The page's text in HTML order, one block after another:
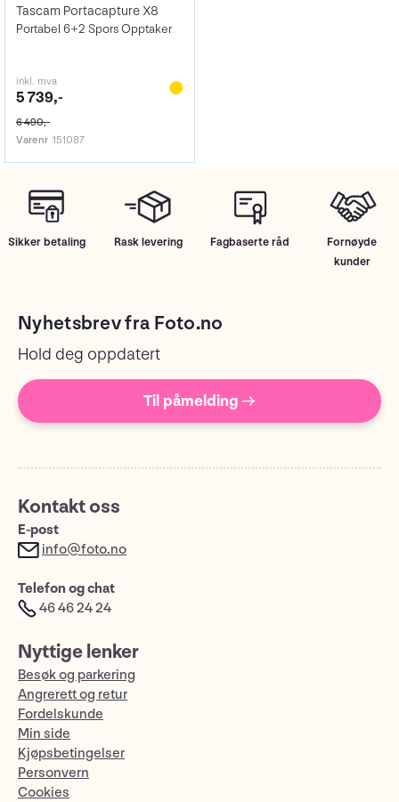
Tascam Portacapture X8
Portabel 6+2 Spors Opptaker
inkl. mva
5 739,-
6 490,-
Varenr 151087
Sikker betaling Rask levering Fagbaserte råd
Fornøyde
kunder
Nyhetsbrev fra Foto.no
Hold deg oppdatert
Til påmelding →
Kontakt oss
E-post
info@foto.no
Telefon og chat
46 46 24 24
Nyttige lenker
Besøk og parkering
Angrerett og retur
Fordelskunde
Min side
Kjøpsbetingelser
Personvern
Cookies